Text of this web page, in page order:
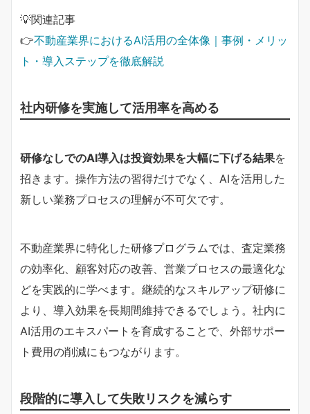
💡関連記事
👉不動産業界におけるAI活用の全体像｜事例・メリッ
ト・導入ステップを徹底解説
社内研修を実施して活用率を高める
研修なしでのAI導入は投資効果を大幅に下げる結果を
招きます。操作方法の習得だけでなく、AIを活用した
新しい業務プロセスの理解が不可欠です。
不動産業界に特化した研修プログラムでは、査定業務
の効率化、顧客対応の改善、営業プロセスの最適化な
どを実践的に学べます。継続的なスキルアップ研修に
より、導入効果を長期間維持できるでしょう。社内に
AI活用のエキスパートを育成することで、外部サポー
ト費用の削減にもつながります。
段階的に導入して失敗リスクを減らす